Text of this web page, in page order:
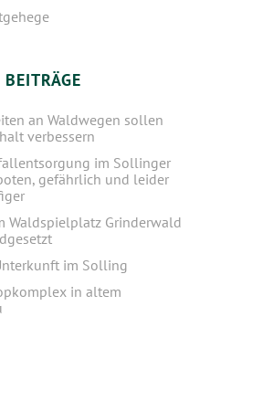
an Waldwegen sollen
verbessern
im Sollinger
gefährlich und leider
Waldspielplatz Grinderwald
im Solling
in altem